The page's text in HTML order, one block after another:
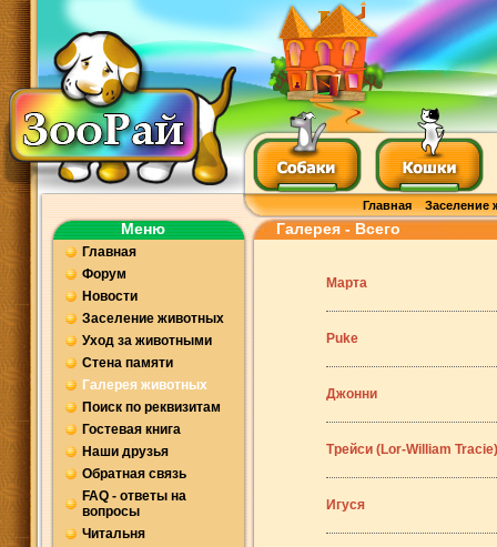
Главная Заселение
Меню
Главная
Форум
Новости
Заселение животных
Уход за животными
Стена памяти
Галерея животных
Поиск по реквизитам
Гостевая книга
Наши друзья
Обратная связь
FAQ - ответы на
вопросы
Читальня
Галерея - Всего
Марта
Puke
Джонни
Трейси (Lor-William Tracie)
Игуся